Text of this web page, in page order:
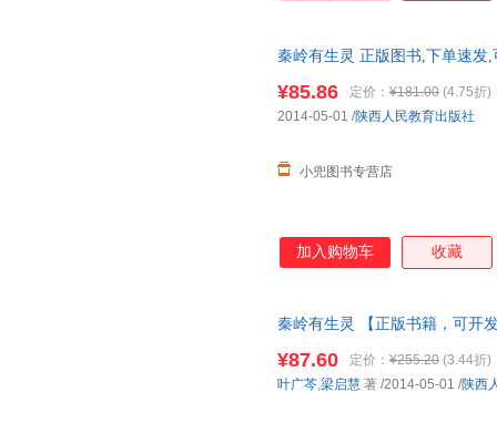
秦岭有生灵 正版图书,下单速发,
¥85.86 定价： ¥181.00 (4.75折)
小兜图书专营店
2014-05-01 /陕西人民教育出版社
加入购物车 收藏
秦岭有生灵 【正版书籍，可开
¥87.60 定价： ¥255.20 (3.44折)
叶广芩,梁启慧 著 /2014-05-01 /陕西